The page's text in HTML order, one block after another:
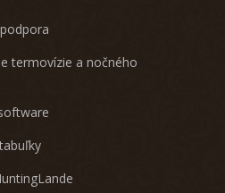
termovízie a nočného